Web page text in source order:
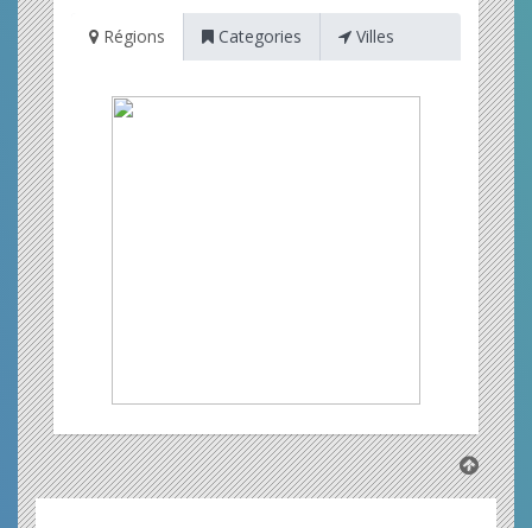
Régions Categories Villes